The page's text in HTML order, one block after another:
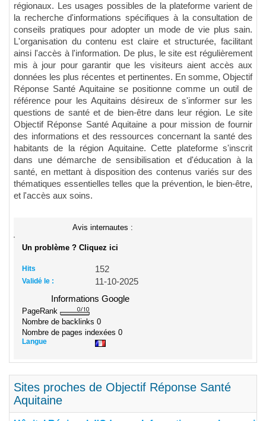
régionaux. Les usages possibles de la plateforme varient de
la recherche d'informations spécifiques à la consultation de
conseils pratiques pour adopter un mode de vie plus sain.
L'organisation du contenu est claire et structurée, facilitant
ainsi l'accès à l'information. De plus, le site est régulièrement
mis à jour pour garantir que les visiteurs aient accès aux
données les plus récentes et pertinentes. En somme, Objectif
Réponse Santé Aquitaine se positionne comme un outil de
référence pour les Aquitains désireux de s'informer sur les
questions de santé et de bien-être dans leur région. Le site
Objectif Réponse Santé Aquitaine a pour mission de fournir
des informations et des ressources concernant la santé des
habitants de la région Aquitaine. Cette plateforme s'inscrit
dans une démarche de sensibilisation et d'éducation à la
santé, en mettant à disposition des contenus variés sur des
thématiques essentielles telles que la prévention, le bien-être,
et l'accès aux soins.
Avis internautes :
Un problème ? Cliquez ici
Hits 152
Validé le :
11-10-2025
Informations Google
PageRank
Nombre de backlinks 0
Nombre de pages indexées 0
Langue
Sites proches de Objectif Réponse Santé
Aquitaine